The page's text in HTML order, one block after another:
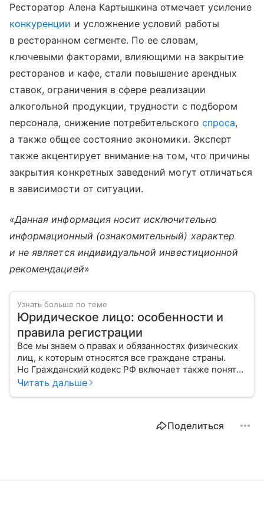
Ресторатор Алена Картышкина отмечает усиление
конкуренции и усложнение условий работы
в ресторанном сегменте. По ее словам,
ключевыми факторами, влияющими на закрытие
ресторанов и кафе, стали повышение арендных
ставок, ограничения в сфере реализации
алкогольной продукции, трудности с подбором
персонала, снижение потребительского спроса,
а также общее состояние экономики. Эксперт
также акцентирует внимание на том, что причины
закрытия конкретных заведений могут отличаться
в зависимости от ситуации.
«Данная информация носит исключительно
информационный (ознакомительный) характер
и не является индивидуальной инвестиционной
рекомендацией»
Узнать больше по теме
Юридическое лицо: особенности и
правила регистрации
Все мы знаем о правах и обязанностях физических
лиц, к которым относятся все граждане страны.
Но Гражданский кодекс РФ включает также понятие
«юридическое лицо». Расскажем о регистрации
Читать дальше
Поделиться